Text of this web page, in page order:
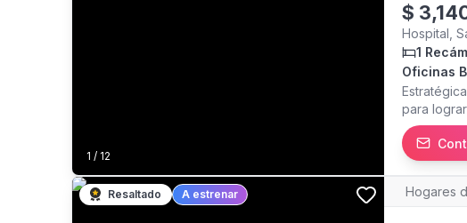
1 / 12
$
Hospital,
1
Oficinas
para
para un
empresa
Resaltado A estrenar Hogares